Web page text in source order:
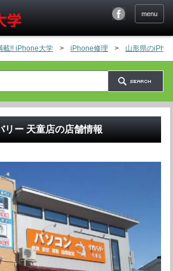
menu
載!! iPhone大学 > iPhone修理 > 山形県の
リー 天童店の店舗情報